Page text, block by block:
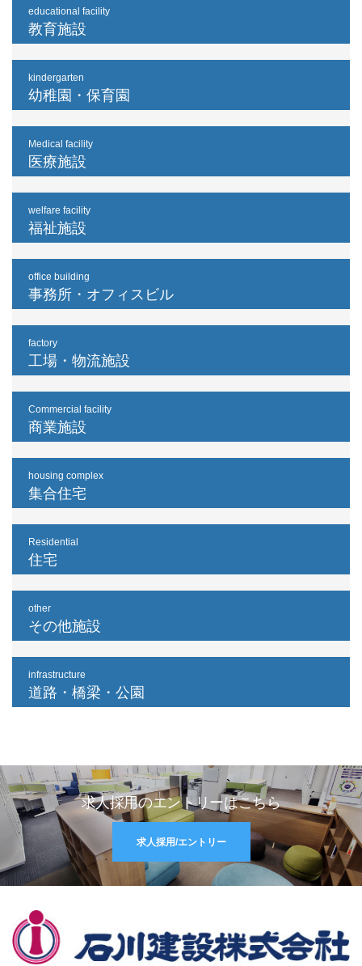
educational facility
教育施設
kindergarten
幼稚園・保育園
Medical facility
医療施設
welfare facility
福祉施設
office building
事務所・オフィスビル
factory
工場・物流施設
Commercial facility
商業施設
housing complex
集合住宅
Residential
住宅
other
その他施設
infrastructure
道路・橋梁・公園
求人採用のエントリーはこちら
求人採用/エントリー